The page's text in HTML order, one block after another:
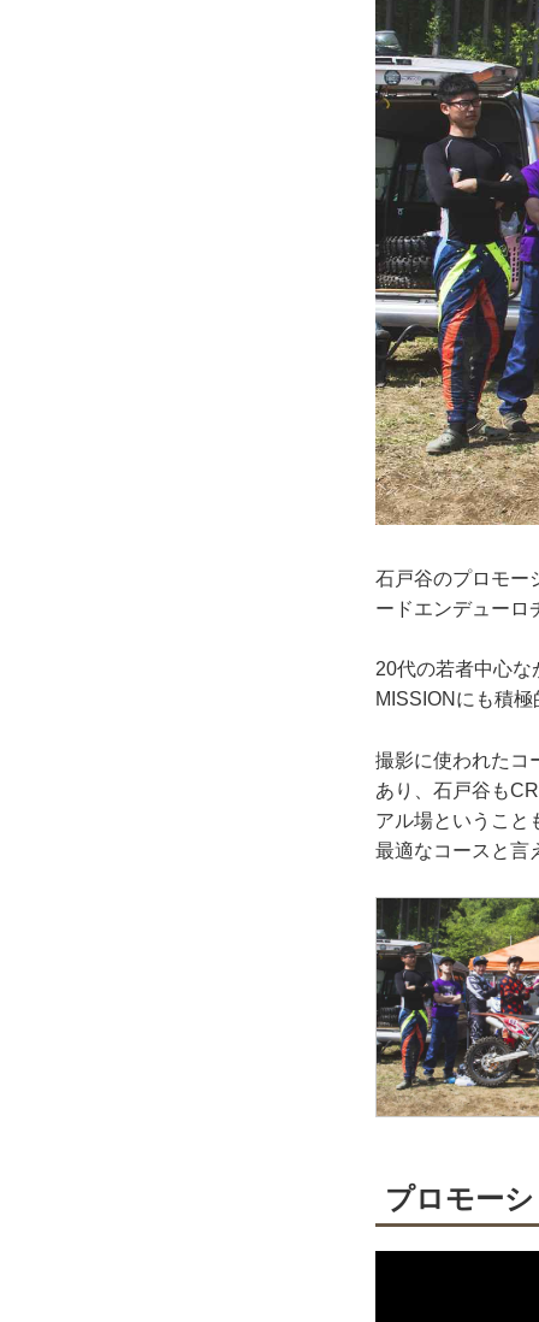
石戸谷のプロモー
ードエンデューロ
20代の若者中心な
MISSIONにも積
撮影に使われたコ
あり、石戸谷も
アル場ということ
最適なコースと言
プロモー